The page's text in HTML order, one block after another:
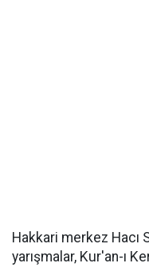
Hakkari merkez
yarışmalar, Kur'an-ı